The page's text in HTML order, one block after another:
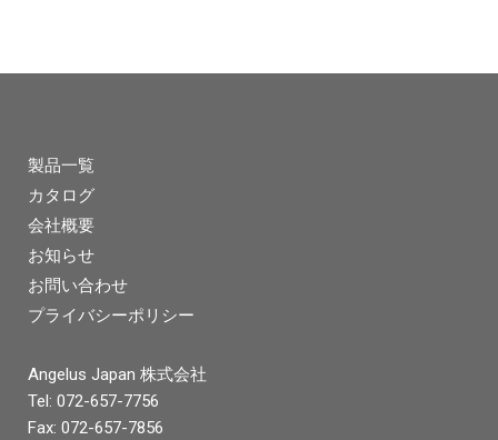
製品一覧
カタログ
会社概要
お知らせ
お問い合わせ
プライバシーポリシー
Angelus Japan 株式会社
Tel: 072-657-7756
Fax: 072-657-7856